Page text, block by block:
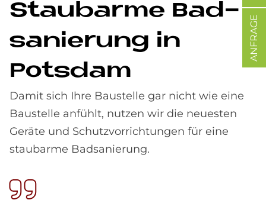
Staub­ar­me Bad­
sa­nie­rung in
Pots­dam
Damit sich Ihre Baustelle gar nicht wie eine
Baustelle anfühlt, nutzen wir die neuesten
Geräte und Schutzvorrichtungen für eine
staubarme Badsanierung.
ANFRAGE